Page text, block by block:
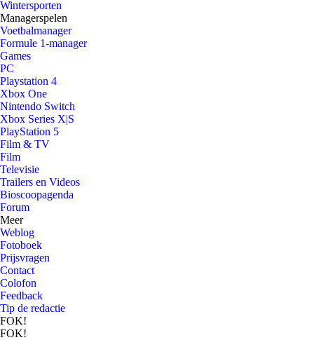
Wintersporten
Managerspelen
Voetbalmanager
Formule 1-manager
Games
PC
Playstation 4
Xbox One
Nintendo Switch
Xbox Series X|S
PlayStation 5
Film & TV
Film
Televisie
Trailers en Videos
Bioscoopagenda
Forum
Meer
Weblog
Fotoboek
Prijsvragen
Contact
Colofon
Feedback
Tip de redactie
FOK!
FOK!